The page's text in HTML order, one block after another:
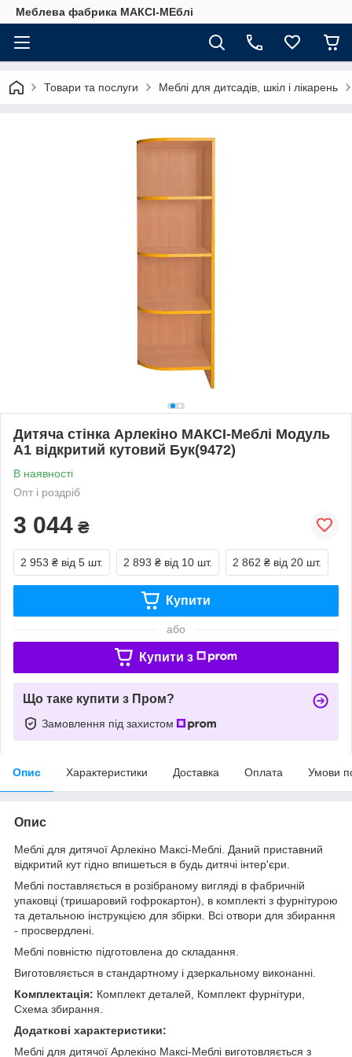
Меблева фабрика МАКСІ-МЕблі
Товари та послуги Меблі для дитсадів, шкіл і лікарень
Дитяча стінка Арлекіно МАКСІ-Меблі Модуль
А1 відкритий кутовий Бук(9472)
В наявності
Опт і роздріб
3 044 ₴
2 953 ₴ від 5 шт. 2 893 ₴ від 10 шт. 2 862 ₴ від 20 шт.
Купити
або
Купити з
Що таке купити з Пром?
Замовлення під захистом
Опис Характеристики Доставка Оплата Умови
Опис
Меблі для дитячої Арлекіно Максі-Меблі. Даний приставний
відкритий кут гідно впишеться в будь дитячі інтер'єри.
Меблі поставляється в розібраному вигляді в фабричній
упаковці (тришаровий гофрокартон), в комплекті з фурнітурою
та детальною інструкцією для збірки. Всі отвори для збирання
- просвердлені.
Меблі повністю підготовлена до складання.
Виготовляється в стандартному і дзеркальному виконанні.
Комплектація: Комплект деталей, Комплект фурнітури,
Схема збирання.
Додаткові характеристики:
Меблі для дитячої Арлекіно Максі-Меблі виготовляється з